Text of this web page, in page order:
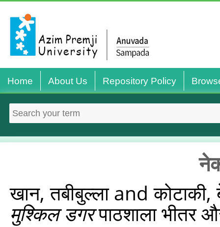
Home About Us Repository Policy
खान, तबीबुल्‍लाandकोटाकी,
मुश्किल डगरपाठशाला भीतर